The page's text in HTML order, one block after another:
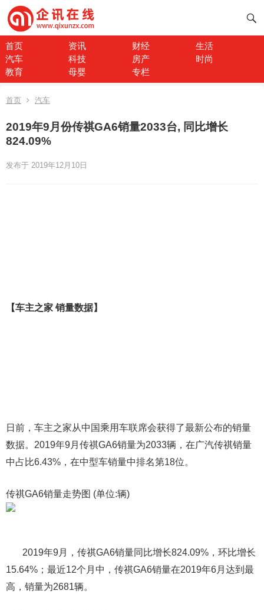
首页 资讯 财经
生活
汽车
科技 房产
时尚
教育
母婴 专栏
首页 汽车
2019年9月份传祺GA6销量2033台, 同比增长
824.09%
发布于 2019年12月10日
【车主之家 销量数据】
日前，车主之家从中国乘用车联席会获得了最新公布的销量
数据。2019年9月传祺GA6销量为2033辆，在广汽传祺销量
中占比6.43%，在中型车销量中排名第18位。
传祺GA6销量走势图 (单位:辆)
2019年9月，传祺GA6销量同比增长824.09%，环比增长
15.64%；最近12个月中，传祺GA6销量在2019年6月达到最
高，销量为2681辆。